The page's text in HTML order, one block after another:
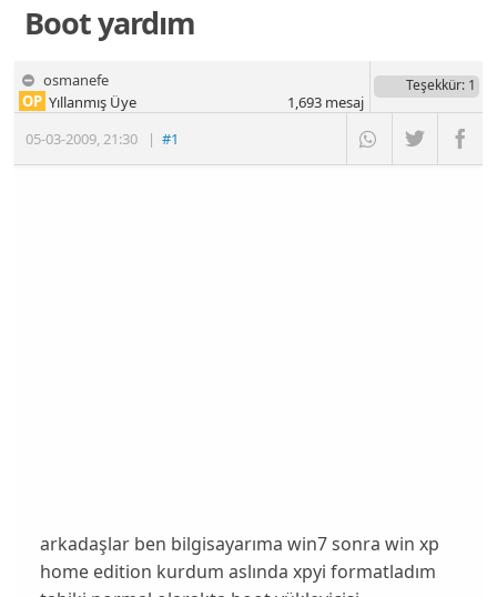
Boot yardım
osmanefe
05-03-2009,21:30 |#1
OP Yıllanmış Üye
Teşekkür: 1
1,693mesaj
arkadaşlar ben bilgisayarıma win7 sonra win xp
home edition kurdum aslında xpyi formatladım